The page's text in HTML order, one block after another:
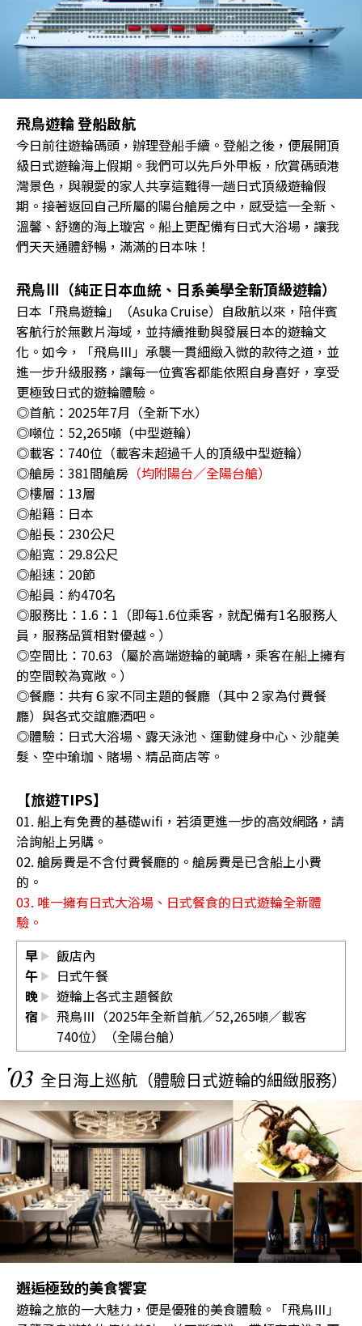
飛鳥遊輪 登船啟航
今日前往遊輪碼頭，辦理登船手續。登船之後，便展開頂
級日式遊輪海上假期。我們可以先戶外甲板，欣賞碼頭港
灣景色，與親愛的家人共享這難得一趟日式頂級遊輪假
期。接著返回自己所屬的陽台艙房之中，感受這一全新、
溫馨、舒適的海上璇宮。船上更配備有日式大浴場，讓我
們天天通體舒暢，滿滿的日本味！
飛鳥Ⅲ（純正日本血統、日系美學全新頂級遊輪）
日本「飛鳥遊輪」（Asuka Cruise）自啟航以來，陪伴賓
客航行於無數片海域，並持續推動與發展日本的遊輪文
化。如今，「飛鳥Ⅲ」承襲一貫細緻入微的款待之道，並
進一步升級服務，讓每一位賓客都能依照自身喜好，享受
更極致日式的遊輪體驗。
◎首航：2025年7月（全新下水）
◎噸位：52,265噸（中型遊輪）
◎載客：740位（載客未超過千人的頂級中型遊輪）
◎艙房：381間艙房 （均附陽台／全陽台艙）
◎樓層：13層
◎船籍：日本
◎船長：230公尺
◎船寬：29.8公尺
◎船速：20節
◎船員：約470名
◎服務比：1.6：1（即每1.6位乘客，就配備有1名服務人
員，服務品質相對優越。）
◎空間比：70.63（屬於高端遊輪的範疇，乘客在船上擁有
的空間較為寬敞。）
◎餐廳：共有６家不同主題的餐廳（其中２家為付費餐
廳）與各式交誼廳酒吧。
◎體驗：日式大浴場、露天泳池、運動健身中心、沙龍美
髮、空中瑜珈、賭場、精品商店等。
【旅遊TIPS】
01. 船上有免費的基礎wifi，若須更進一步的高效網路，請
洽詢船上另購。
02. 艙房費是不含付費餐廳的。艙房費是已含船上小費
的。
03. 唯一擁有日式大浴場、日式餐食的日式遊輪全新體
驗。
早
飯店內
午
日式午餐
晚
遊輪上各式主題餐飲
宿
飛鳥Ⅲ（2025年全新首航／52,265噸／載客
740位）（全陽台艙）
03 全日海上巡航（體驗日式遊輪的細緻服務）
邂逅極致的美食饗宴
遊輪之旅的一大魅力，便是優雅的美食體驗。「飛鳥Ⅲ」